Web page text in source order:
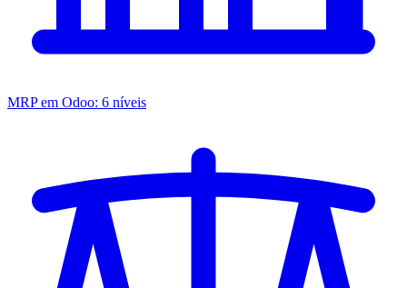
MRP em Odoo: 6 níveis